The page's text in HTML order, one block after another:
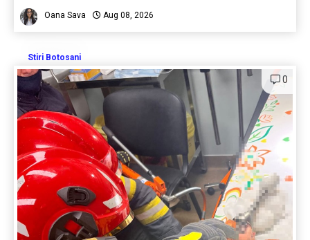
Oana Sava Aug 08, 2026
Stiri Botosani
0